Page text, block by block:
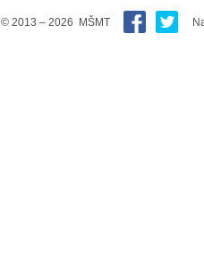
© 2013 – 2026 MŠMT